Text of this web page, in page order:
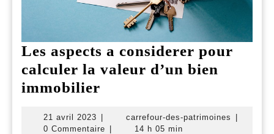
Les aspects a considerer pour
calculer la valeur d’un bien
immobilier
a
21 avril 2023 21
avril
carrefour-des-patrimoines
carrefour-
0 Commentaire
14 h 05 min